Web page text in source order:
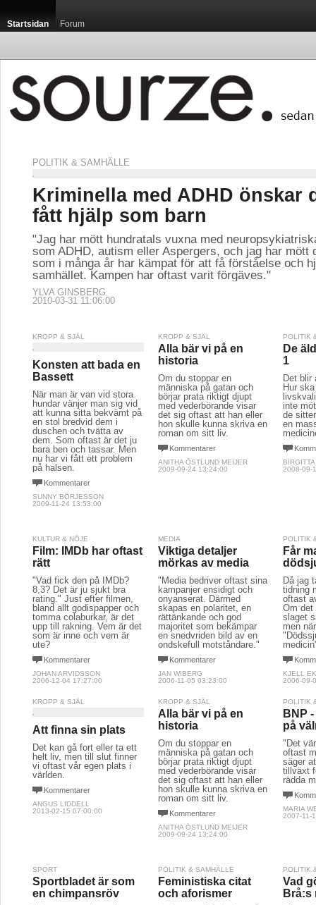
Startsidan Forum
POLITIK & SAMHÄLLE
Kriminella med ADHD önskar
fått hjälp som barn
"Jag har mött hundratals vuxna med
som ADHD, autism eller Aspergers, och jag har mött
som i många år har kämpat för att få förståelse och
samhället. Kampen har oftast varit förgäves."
YLVA GINSBERG
2010-03-31 11:06:00
KROPP & SJÄL
Konsten att bada en
Bassett
När man är van vid stora
hundar vänjer man sig vid
att kunna sitta bekvämt på
en stol bredvid dem i
duschen och tvätta av
dem. Som oftast är det ju
bara ben och tassar. Men
nu har vi fått ett problem
på halsen.
Kommentarer
SUNNY BÖRJESSON
2009-11-24 13:53:00
KROPP & SJÄL
Alla bär vi på en
historia
Om du stoppar en
människa på gatan och
börjar prata riktigt djupt
med vederbörande visar
det sig oftast att han eller
hon skulle kunna skriva en
roman om sitt liv.
Kommentarer
ANITHA ÖSTLUND MEIJER
2009-09-24 13:24:00
POLITIK
De
1
Det blir
Hur
inte
de
en
2008-09-
KULTUR & NÖJE
Film: IMDb har oftast
rätt
"Vad fick den på IMDb?
8,3? Det är ju sjukt bra
rating." Just efter filmen,
bland allt godispapper och
tomma colaburkar, är det
upp till rakning. Vem är det
som är inne och vem är
ute?
Kommentarer
JOHAN ARVIDSSON
2006-12-04 17:27:00
MEDIA
Viktiga detaljer
mörkas av media
"Media bedriver oftast sina
kampanjer ensidigt och
onyanserat. Därmed
skapas en polaritet, en
rättänkande och god
majoritet som bekämpar
en snedvriden bild av en
ondskefull motståndare."
Kommentarer
JAN WIBERG
2006-11-05 03:23:00
POLITIK
Får
Då jag
tidning
oftast
Om det
slaget
men
KJELL
2006-09-
KROPP & SJÄL
Att finna sin plats
Det kan gå fort eller ta ett
helt liv, men till slut finner
vi oftast vår egen plats i
världen.
Kommentarer
ANGUS LIDDELL
2013-02-15 07:00:00
KROPP & SJÄL
Alla bär vi på en
historia
Om du stoppar en
människa på gatan och
börjar prata riktigt djupt
med vederbörande visar
det sig oftast att han eller
hon skulle kunna skriva en
roman om sitt liv.
Kommentarer
ANITHA ÖSTLUND MEIJER
2009-09-24 13:24:00
POLITIK
BNP
på
"Det
oftast
säger
tillväxt
rädda
MARIA
2007-11-
SPORT
Sportbladet är som
en chimpansröv
POLITIK & SAMHÄLLE
Feministiska citat
och aforismer
POLITIK
Vad
Brå:s